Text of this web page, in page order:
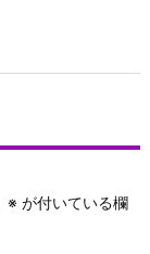
※ が付いている欄